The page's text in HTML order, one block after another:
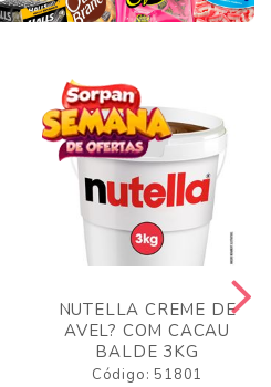
NUTELLA CREME DE
AVEL? COM CACAU
BALDE 3KG
Código: 51801